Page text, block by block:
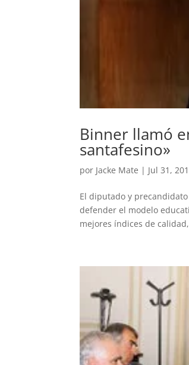
Binner llamó
santafesino»
por Jacke Mate | Jul 31,
El diputado y precandidato
defender el modelo
mejores índices de